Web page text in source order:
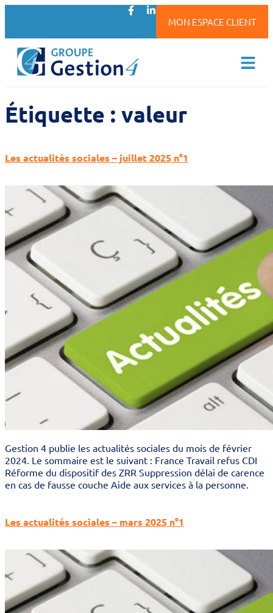
MON ESPACE CLIENT
Étiquette : valeur
Les actualités sociales – juillet 2025 n°1
Gestion 4 publie les actualités sociales du mois de février
2024. Le sommaire est le suivant : France Travail refus CDI
Réforme du dispositif des ZRR Suppression délai de carence
en cas de fausse couche Aide aux services à la personne.
Les actualités sociales – mars 2025 n°1